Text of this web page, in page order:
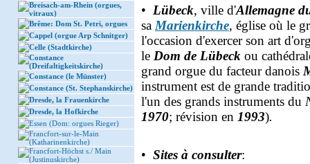
Breisach-am-Rhein (orgues,
vitraux)
Brême: Dom St. Petri, orgues
Cappel (orgue Arp Schnitger)
Celle (Stadtkirche)
Constance
(Dreifaltigkeitskirche)
Constance (le Münster)
Constance (St. Stephanskirche)
Dresde, la Frauenkirche
Dresde, la Hofkirche
Essen (Dom: orgues Rieger)
Francfort-sur-le-Main
(Katharinenkirche)
Francfort-Höchst s./ Main
(Justinuskirche)
• Lübeck, ville d'Allemagne
sa Marienkirche, église où le
l'occasion d'exercer son art
le Dom de Lübeck ou
grand orgue du facteur danois
instrument est de grande
l'un des grands instruments du
1970; révision en 1993).
• Sites à consulter: